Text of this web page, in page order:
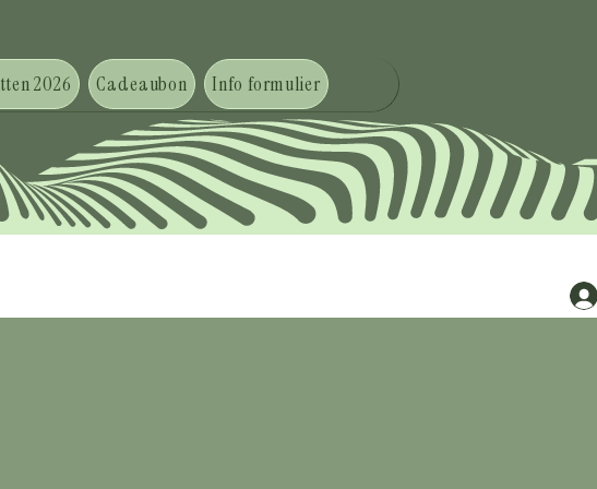
2026 Cadeaubon Info formulier